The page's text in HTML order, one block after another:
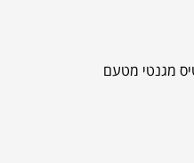
מגנטי מטעם